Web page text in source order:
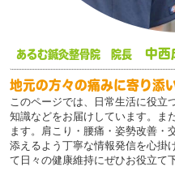
あるむ鍼灸整骨院 院長
中西
地元の方々の痛みに寄り添
このページでは、日常生活に役立
知識などをお届けしています。ま
ます。肩こり・腰痛・姿勢改善・
添えるよう丁寧な情報発信を心掛
て日々の健康維持にぜひお役立て